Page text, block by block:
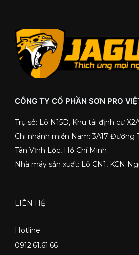
CÔNG TY CỔ PHẦN SƠN PRO
Trụ sở: Lô N15D, Khu tái định cư
Chi nhánh miền Nam: 3A17 Đường
Tân Vĩnh Lộc, Hồ Chí Minh
Nhà máy sản xuất: Lô CN1, KCN
LIÊN HỆ
Hotline:
0912.61.61.66